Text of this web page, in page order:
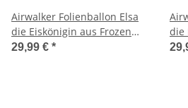
Airwalker Folienballon Elsa
die Eiskönigin aus Frozen
von Disney
29,99 € *
die